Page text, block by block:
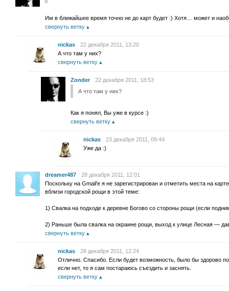
Им в ближайшее время точно не до карт будет :) Хотя… может и
свернуть ветку
nickas
22 декабря 2011, 13:20
А что там у них?
свернуть ветку
Zonder
22 декабря 2011, 18:53
А что там у них?
Как я понял, Вы уже в курсе :)
свернуть ветку
nickas
23 декабря 2011, 09:44
Уже да :)
dreamer487
28 декабря 2011, 12:01
Поскольку на Gmail'е я не зарегистрирован и отметить места на
вблизи городской рощи в этой теме:
1) Свалка на подходе к деревне Богово со стороны рощи (если
2) Раньше была свалка на окраине рощи, выход к улице Лесная —
свернуть ветку
nickas
28 декабря 2011, 12:24
Отлично. Спасибо. Если будет возможность, было бы здорово
если нет, то я сам постараюсь съездить и заснять.
свернуть ветку